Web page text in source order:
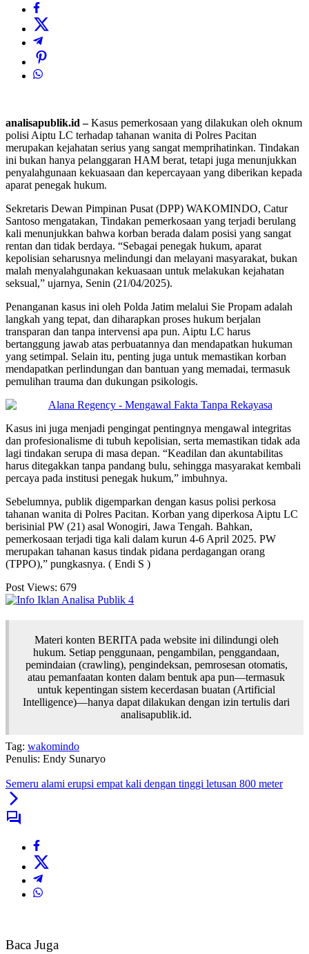
analisapublik.id –Kasus pemerkosaan yang dilakukan oleh oknum
polisi Aiptu LC terhadap tahanan wanita di Polres Pacitan
merupakan kejahatan serius yang sangat memprihatinkan. Tindakan
ini bukan hanya pelanggaran HAM berat, tetapi juga menunjukkan
penyalahgunaan kekuasaan dan kepercayaan yang diberikan kepada
aparat penegak hukum.
Sekretaris Dewan Pimpinan Pusat (DPP) WAKOMINDO, Catur
Santoso mengatakan, Tindakan pemerkosaan yang terjadi berulang
kali menunjukkan bahwa korban berada dalam posisi yang sangat
rentan dan tidak berdaya. “Sebagai penegak hukum, aparat
kepolisian seharusnya melindungi dan melayani masyarakat, bukan
malah menyalahgunakan kekuasaan untuk melakukan kejahatan
seksual,” ujarnya, Senin (21/04/2025).
Penanganan kasus ini oleh Polda Jatim melalui Sie Propam adalah
langkah yang tepat, dan diharapkan proses hukum berjalan
transparan dan tanpa intervensi apa pun. Aiptu LC harus
bertanggung jawab atas perbuatannya dan mendapatkan hukuman
yang setimpal. Selain itu, penting juga untuk memastikan korban
mendapatkan perlindungan dan bantuan yang memadai, termasuk
pemulihan trauma dan dukungan psikologis.
Kasus ini juga menjadi pengingat pentingnya mengawal integritas
dan profesionalisme di tubuh kepolisian, serta memastikan tidak ada
lagi tindakan serupa di masa depan. “Keadilan dan akuntabilitas
harus ditegakkan tanpa pandang bulu, sehingga masyarakat kembali
percaya pada institusi penegak hukum,” imbuhnya.
Sebelumnya, publik digemparkan dengan kasus polisi perkosa
tahanan wanita di Polres Pacitan. Korban yang diperkosa Aiptu LC
berisinial PW (21) asal Wonogiri, Jawa Tengah. Bahkan,
pemerkosaan terjadi tiga kali dalam kurun 4-6 April 2025. PW
merupakan tahanan kasus tindak pidana perdagangan orang
(TPPO),” pungkasnya. ( Endi S )
Post Views: 679
Materi konten BERITA pada website ini dilindungi oleh
hukum. Setiap penggunaan, pengambilan, penggandaan,
pemindaian (crawling), pengindeksan, pemrosesan otomatis,
atau pemanfaatan konten dalam bentuk apa pun—termasuk
untuk kepentingan sistem kecerdasan buatan (Artificial
Intelligence)—hanya dapat dilakukan dengan izin tertulis dari
analisapublik.id.
Tag: wakomindo
Penulis: Endy Sunaryo
Semeru alami erupsi empat kali dengan tinggi letusan 800 meter
Baca Juga